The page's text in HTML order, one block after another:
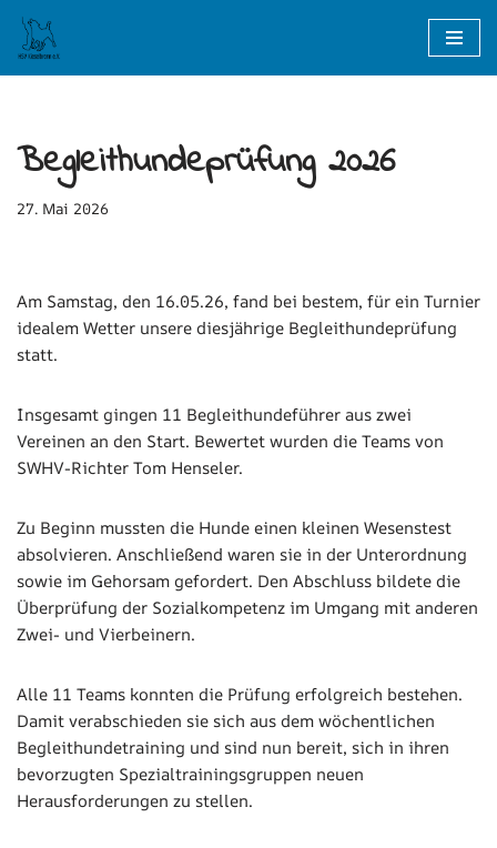
Zum
Begleithundeprüfung 2026
27. Mai 2026
Am Samstag, den 16.05.26, fand bei bestem, für ein Turnier
idealem Wetter unsere diesjährige Begleithundeprüfung
statt.
Insgesamt gingen 11 Begleithundeführer aus zwei
Vereinen an den Start. Bewertet wurden die Teams von
SWHV-Richter Tom Henseler.
Zu Beginn mussten die Hunde einen kleinen Wesenstest
absolvieren. Anschließend waren sie in der Unterordnung
sowie im Gehorsam gefordert. Den Abschluss bildete die
Überprüfung der Sozialkompetenz im Umgang mit anderen
Zwei- und Vierbeinern.
Alle 11 Teams konnten die Prüfung erfolgreich bestehen.
Damit verabschieden sie sich aus dem wöchentlichen
Begleithundetraining und sind nun bereit, sich in ihren
bevorzugten Spezialtrainingsgruppen neuen
Herausforderungen zu stellen.